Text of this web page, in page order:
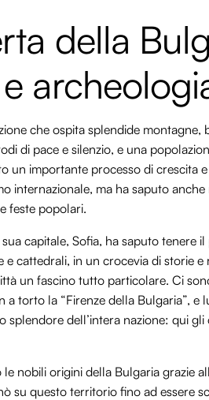
della
che ospita splendide
di pace e silenzio, e una
un importante processo di crescita
internazionale, ma ha saputo
feste popolari.
sua capitale, Sofia, ha saputo tenere
e cattedrali, in un crocevia di storie e
un fascino tutto particolare. Ci
a torto la “Firenze della Bulgaria”,
splendore dell’intera nazione: qui
nobili origini della Bulgaria grazie
su questo territorio fino ad essere